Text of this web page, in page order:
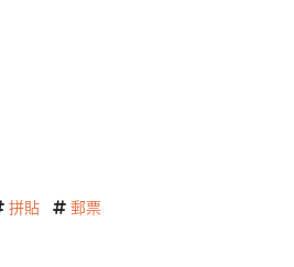
拼貼
郵票